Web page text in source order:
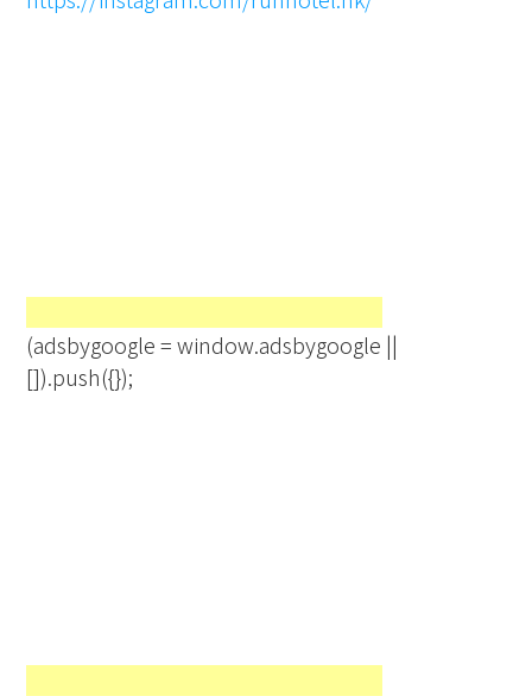
(adsbygoogle = window.adsbygoogle ||
[]).push({});